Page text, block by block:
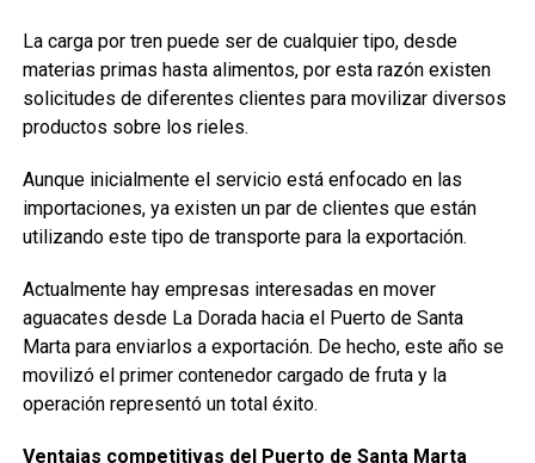
La carga por tren puede ser de cualquier tipo, desde
materias primas hasta alimentos, por esta razón existen
solicitudes de diferentes clientes para movilizar diversos
productos sobre los rieles.
Aunque inicialmente el servicio está enfocado en las
importaciones, ya existen un par de clientes que están
utilizando este tipo de transporte para la exportación.
Actualmente hay empresas interesadas en mover
aguacates desde La Dorada hacia el Puerto de Santa
Marta para enviarlos a exportación. De hecho, este año se
movilizó el primer contenedor cargado de fruta y la
operación representó un total éxito.
Ventajas competitivas del Puerto de Santa Marta